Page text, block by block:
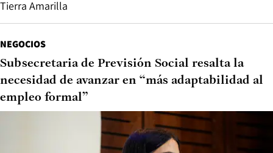
Tierra Amarilla
NEGOCIOS
Subsecretaria de Previsión Social resalta la
necesidad de avanzar en “más adaptabilidad al
empleo formal”